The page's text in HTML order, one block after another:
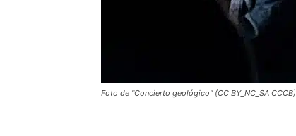
Foto de "Concierto geológico" (CC BY_NC_SA CCCB)